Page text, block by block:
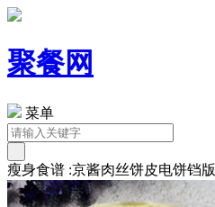
聚餐网
菜单
瘦身食谱 :京酱肉丝饼皮电饼铛版